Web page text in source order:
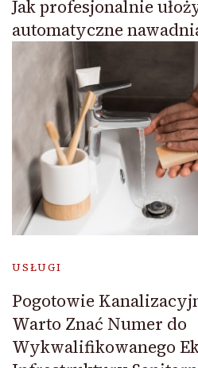
Jak profesjonalnie
automatyczne
USŁUGI
Pogotowie
Warto Znać Numer do
Wykwalifikowanego